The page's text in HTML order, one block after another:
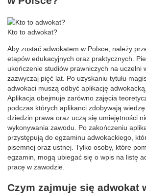
Kto to adwokat?
Aby zostać adwokatem w Polsce, należy
etapów edukacyjnych oraz praktycznych.
ukończenie studiów prawniczych na uczelni
zazwyczaj pięć lat. Po uzyskaniu tytułu
adwokaci muszą odbyć aplikację
Aplikacja obejmuje zarówno zajęcia
podczas których aplikanci zdobywają
dziedzin prawa oraz uczą się umiejętności
wykonywania zawodu. Po zakończeniu
przystępują do egzaminu adwokackiego,
pisemnej oraz ustnej. Tylko osoby, które
egzamin, mogą ubiegać się o wpis na listę
pracę w zawodzie.
Czym zajmuje się adwokat